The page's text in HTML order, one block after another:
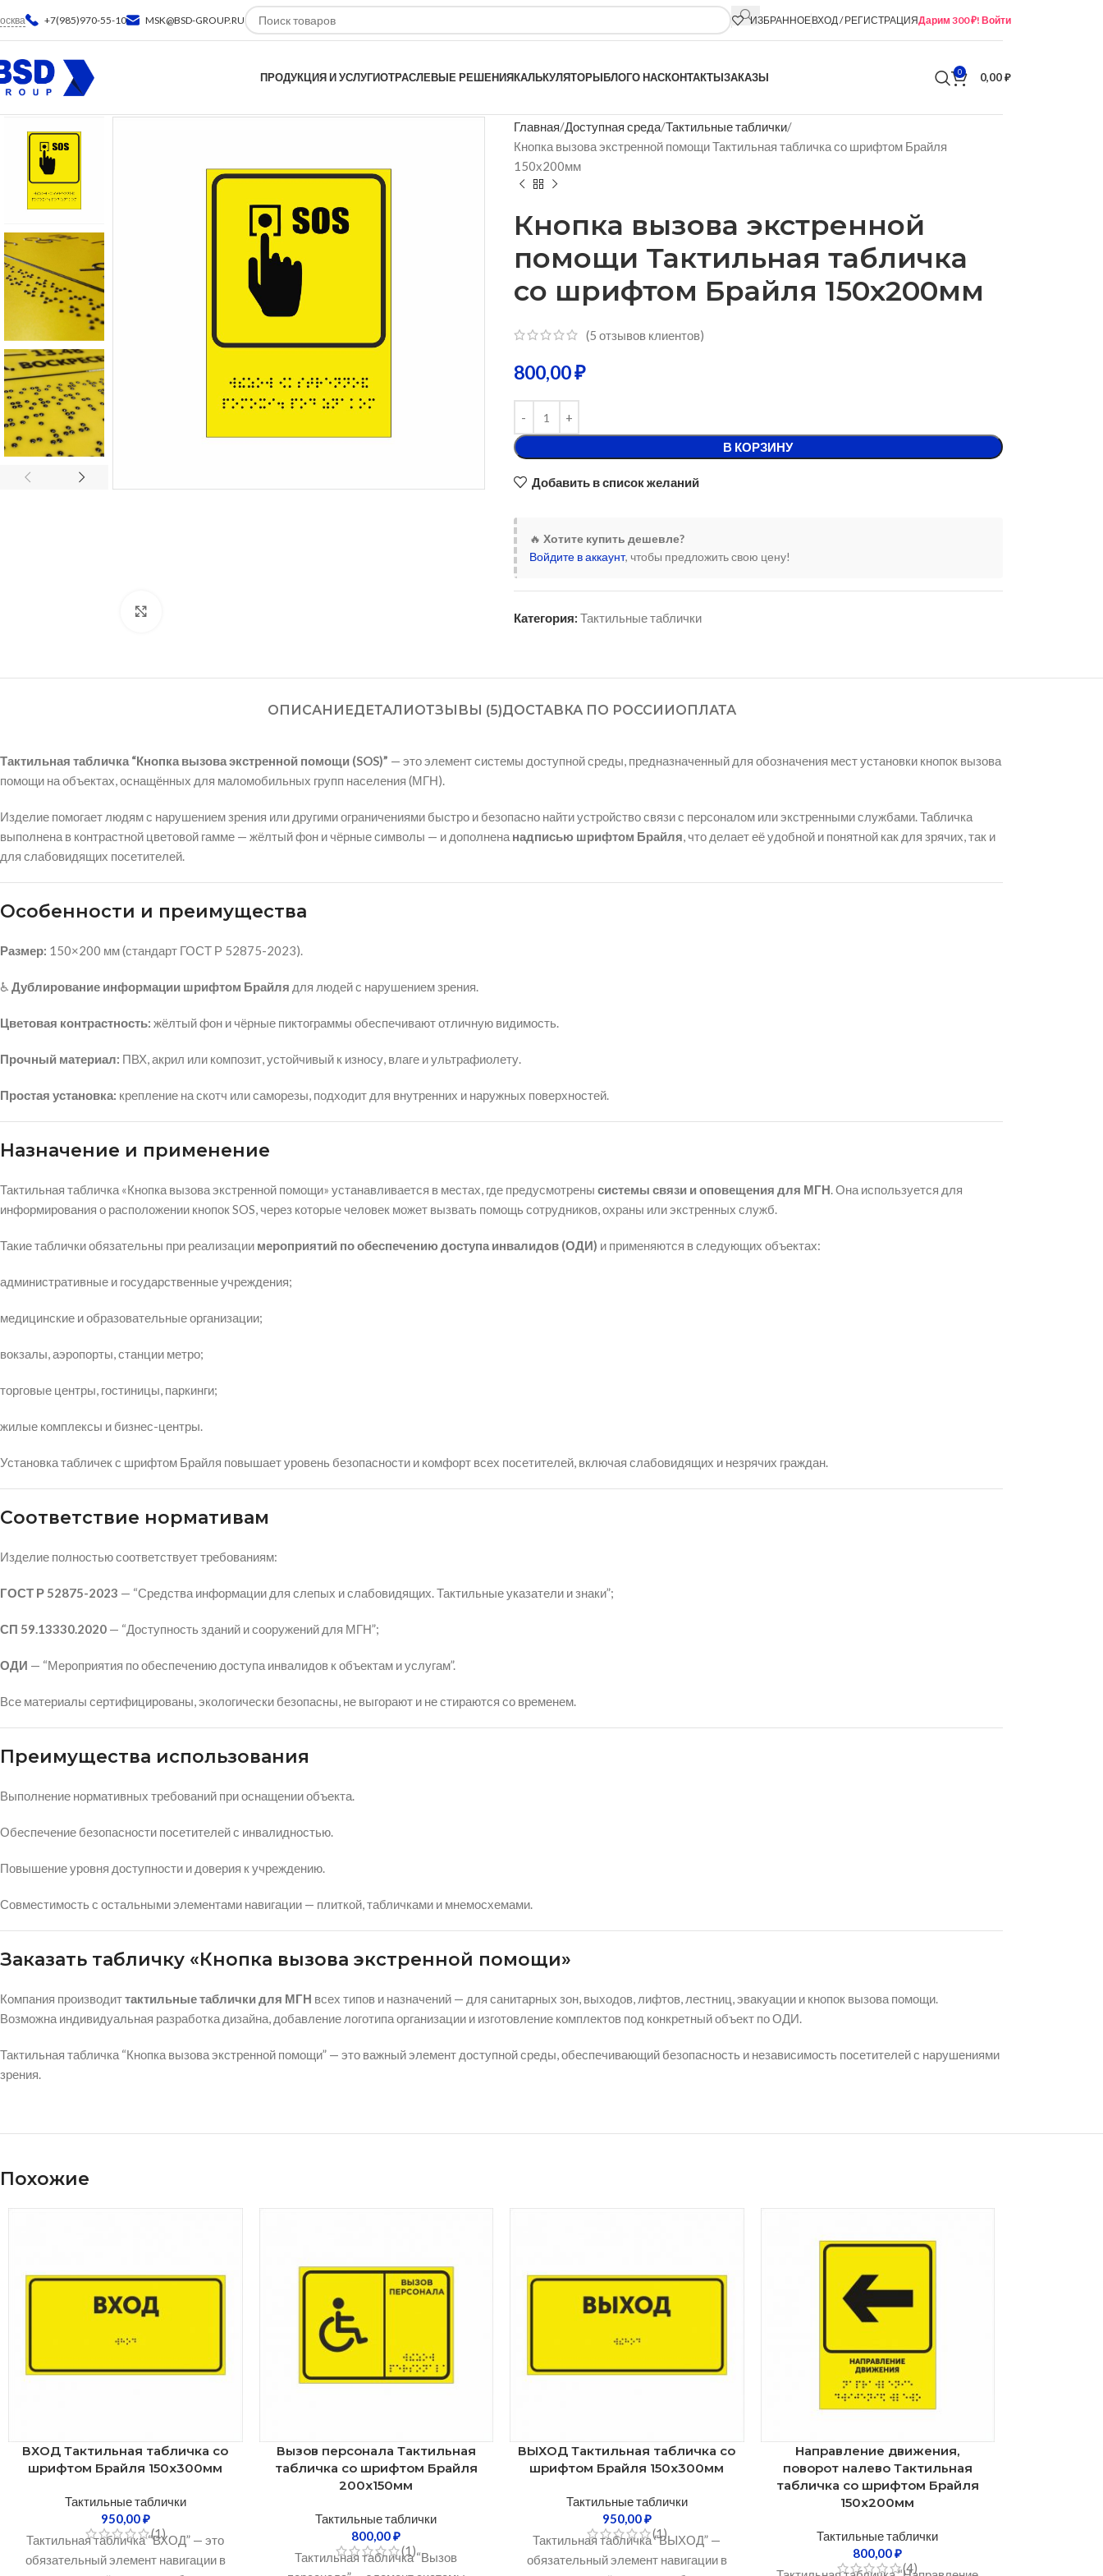
+7(985)970-55-10 MSK@BSD-GROUP.RU ИЗБРАННОЕВХОД / РЕГИСТРАЦИЯДарим 300 ₽! Войти
ПРОДУКЦИЯ И УСЛУГИОТРАСЛЕВЫЕ РЕШЕНИЯКАЛЬКУЛЯТОРЫБЛОГО НАСКОНТАКТЫЗАКАЗЫ 0 0,00₽
Главная Доступная среда Тактильные таблички
Кнопка вызова экстренной помощи Тактильная табличка со шрифтом Брайля
150х200мм
Кнопка вызова экстренной
помощи Тактильная табличка
со шрифтом Брайля 150х200мм
(5 отзывов клиентов)
800,00₽
В КОРЗИНУ
Добавить в список желаний
🔥 Хотите купить дешевле?
Войдите в аккаунт, чтобы предложить свою цену!
Категория: Тактильные таблички
ОПИСАНИЕДЕТАЛИОТЗЫВЫ (5)ДОСТАВКА ПО РОССИИОПЛАТА
Тактильная табличка “Кнопка вызова экстренной помощи (SOS)” — это элемент системы доступной среды, предназначенный для обозначения мест установки кнопок вызова
помощи на объектах, оснащённых для маломобильных групп населения (МГН).
Изделие помогает людям с нарушением зрения или другими ограничениями быстро и безопасно найти устройство связи с персоналом или экстренными службами. Табличка
выполнена в контрастной цветовой гамме — жёлтый фон и чёрные символы — и дополнена надписью шрифтом Брайля, что делает её удобной и понятной как для зрячих, так и
для слабовидящих посетителей.
Особенности и преимущества
Размер: 150×200 мм (стандарт ГОСТ Р 52875-2023).
♿ Дублирование информации шрифтом Брайля для людей с нарушением зрения.
Цветовая контрастность: жёлтый фон и чёрные пиктограммы обеспечивают отличную видимость.
Прочный материал: ПВХ, акрил или композит, устойчивый к износу, влаге и ультрафиолету.
Простая установка: крепление на скотч или саморезы, подходит для внутренних и наружных поверхностей.
Назначение и применение
Тактильная табличка «Кнопка вызова экстренной помощи» устанавливается в местах, где предусмотрены системы связи и оповещения для МГН. Она используется для
информирования о расположении кнопок SOS, через которые человек может вызвать помощь сотрудников, охраны или экстренных служб.
Такие таблички обязательны при реализации мероприятий по обеспечению доступа инвалидов (ОДИ) и применяются в следующих объектах:
административные и государственные учреждения;
медицинские и образовательные организации;
вокзалы, аэропорты, станции метро;
торговые центры, гостиницы, паркинги;
жилые комплексы и бизнес-центры.
Установка табличек с шрифтом Брайля повышает уровень безопасности и комфорт всех посетителей, включая слабовидящих и незрячих граждан.
Соответствие нормативам
Изделие полностью соответствует требованиям:
ГОСТ Р 52875-2023 — “Средства информации для слепых и слабовидящих. Тактильные указатели и знаки”;
СП 59.13330.2020 — “Доступность зданий и сооружений для МГН”;
ОДИ — “Мероприятия по обеспечению доступа инвалидов к объектам и услугам”.
Все материалы сертифицированы, экологически безопасны, не выгорают и не стираются со временем.
Преимущества использования
Выполнение нормативных требований при оснащении объекта.
Обеспечение безопасности посетителей с инвалидностью.
Повышение уровня доступности и доверия к учреждению.
Совместимость с остальными элементами навигации — плиткой, табличками и мнемосхемами.
Заказать табличку «Кнопка вызова экстренной помощи»
Компания производиттактильные таблички для МГН всех типов и назначений — для санитарных зон, выходов, лифтов, лестниц, эвакуации и кнопок вызова помощи.
Возможна индивидуальная разработка дизайна, добавление логотипа организации и изготовление комплектов под конкретный объект по ОДИ.
Тактильная табличка “Кнопка вызова экстренной помощи” — это важный элемент доступной среды, обеспечивающий безопасность и независимость посетителей с нарушениями
зрения.
Похожие
ВХОД Тактильная табличка со
шрифтом Брайля 150х300мм
Тактильные таблички
950,00₽
(1)
Тактильная табличка “ВХОД” — это
обязательный элемент навигации в
Вызов персонала Тактильная
табличка со шрифтом Брайля
200х150мм
Тактильные таблички
800,00₽
(1)
Тактильная табличка “Вызов
ВЫХОД Тактильная табличка со
шрифтом Брайля 150х300мм
Тактильные таблички
950,00₽
(1)
Тактильная табличка “ВЫХОД” —
обязательный элемент навигации в
Направление движения,
поворот налево Тактильная
табличка со шрифтом Брайля
150х200мм
Тактильные таблички
800,00₽
(4)